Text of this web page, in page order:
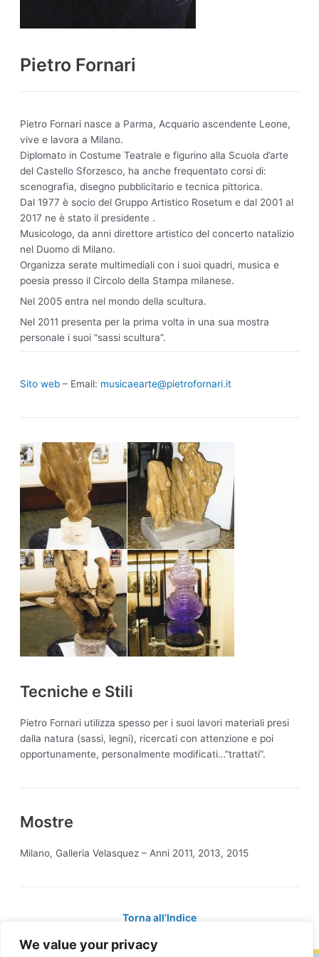
We value your privacy
Pietro Fornari
Pietro Fornari nasce a Parma, Acquario ascendente Leone,
vive e lavora a Milano.
Diplomato in Costume Teatrale e figurino alla Scuola d’arte
del Castello Sforzesco, ha anche frequentato corsi di:
scenografia, disegno pubblicitario e tecnica pittorica.
Dal 1977 è socio del Gruppo Artistico Rosetum e dal 2001 al
2017 ne è stato il presidente .
Musicologo, da anni direttore artistico del concerto natalizio
nel Duomo di Milano.
Organizza serate multimediali con i suoi quadri, musica e
poesia presso il Circolo della Stampa milanese.
Nel 2005 entra nel mondo della scultura.
Nel 2011 presenta per la prima volta in una sua mostra
personale i suoi “sassi scultura”.
Sito web– Email: musicaearte@pietrofornari.it
Tecniche e Stili
Pietro Fornari utilizza spesso per i suoi lavori materiali presi
dalla natura (sassi, legni), ricercati con attenzione e poi
opportunamente, personalmente modificati…”trattati”.
Mostre
Milano, Galleria Velasquez – Anni 2011, 2013, 2015
Torna all’Indice